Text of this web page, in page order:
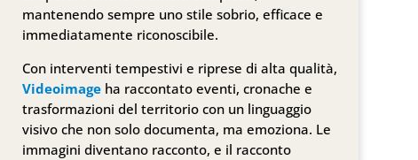
mantenendo sempre uno stile sobrio, efficace e
immediatamente riconoscibile.
Con interventi tempestivi e riprese di alta qualità,
Videoimageha raccontato eventi, cronache e
trasformazioni del territorio con un linguaggio
visivo che non solo documenta, ma emoziona. Le
immagini diventano racconto, e il racconto